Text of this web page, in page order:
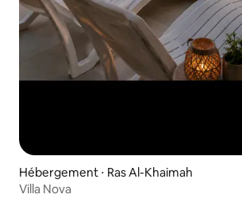
Hébergement ⋅ Ras Al-Khaimah
Villa Nova